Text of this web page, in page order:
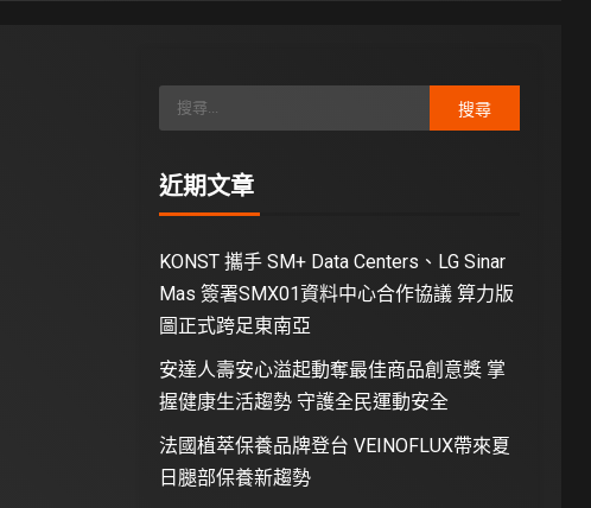
近期文章
KONST 攜手 SM+ Data Centers、LG Sinar
Mas 簽署SMX01資料中心合作協議 算力版
圖正式跨足東南亞
安達人壽安心溢起動奪最佳商品創意獎 掌
握健康生活趨勢 守護全民運動安全
法國植萃保養品牌登台 VEINOFLUX帶來夏
日腿部保養新趨勢